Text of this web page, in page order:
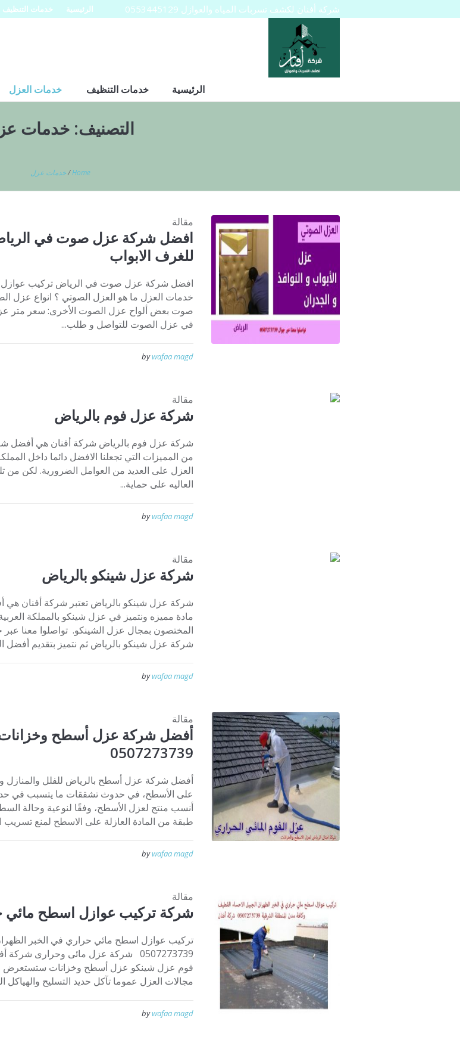
الرئيسية خدمات التنظيف شركة أفنان لكشف تسربات المياه والعوازل 0553445129
الرئيسية خدمات التنظيف خدمات العزل
التصنيف: خدمات
Home
/خدمات عزل
مقالة
افضل شركة عزل صوت في
للغرف الابواب
افضل شركة عزل صوت في الرياض تركيب عوازل
خدمات العزل ما هو العزل الصوتي ؟ انواع
صوت بعض ألواح عزل الصوت الأخرى: سعر
في عزل الصوت للتواصل و طلب...
bywafaa magd
مقالة
شركة عزل فوم بالرياض
شركة عزل فوم بالرياض شركة أفنان هي أفضل
من المميزات التي تجعلنا الافضل دائما داخل
العزل على العديد من العوامل الضرورية. لكن من
العاليه على حماية...
bywafaa magd
مقالة
شركة عزل شينكو بالرياض
شركة عزل شينكو بالرياض تعتبر شركة أفنان
مادة مميزه ونتميز في عزل شينكو بالمملكة
شركة عزل شينكو بالرياض ثم نتميز بتقديم أفضل
bywafaa magd
مقالة
أفضل شركة عزل أسطح وخزانات
0507273739
على الأسطح، في حدوث تشققات ما يتسبب في
أنسب منتج لعزل الأسطح، وفقًا لنوعية وحالة
طبقة من المادة العازلة على الاسطح لمنع تسريب
bywafaa magd
مقالة
شركة تركيب عوازل اسطح مائي
تركيب عوازل اسطح مائي حراري في الخبر
0507273739 شركة عزل مائى وحرارى
فوم عزل شينكو عزل أسطح وخزانات ستستعرض
مجالات العزل عموما تآكل حديد التسليح والهياكل
bywafaa magd